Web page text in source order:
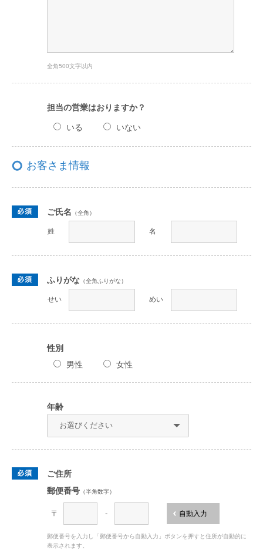
全角500文字以内
担当の営業はおりますか？
いる いない
お客さま情報
ご氏名 （全角）
姓 名
ふりがな （全角ふりがな）
せい めい
性別
男性
女性
年齢
ご住所
郵便番号 （半角数字）
〒 - 自動入力
郵便番号を入力し「郵便番号から自動入力」ボタンを押すと住所が自動的に
表示されます。